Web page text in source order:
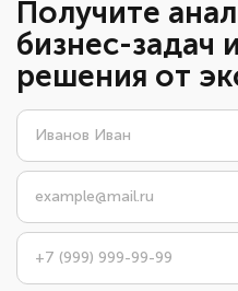
Получите
бизнес-задач
решения от